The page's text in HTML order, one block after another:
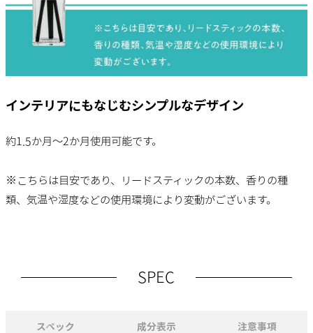
インテリアにもなじむシンプルなデザイン
約1.5か月～2か月使用可能です。
※こちらは目安であり、リードスティックの本数、香りの種
類、気温や湿度などの使用環境により変動がございます。
SPEC
スペック 成分表示 注意事項